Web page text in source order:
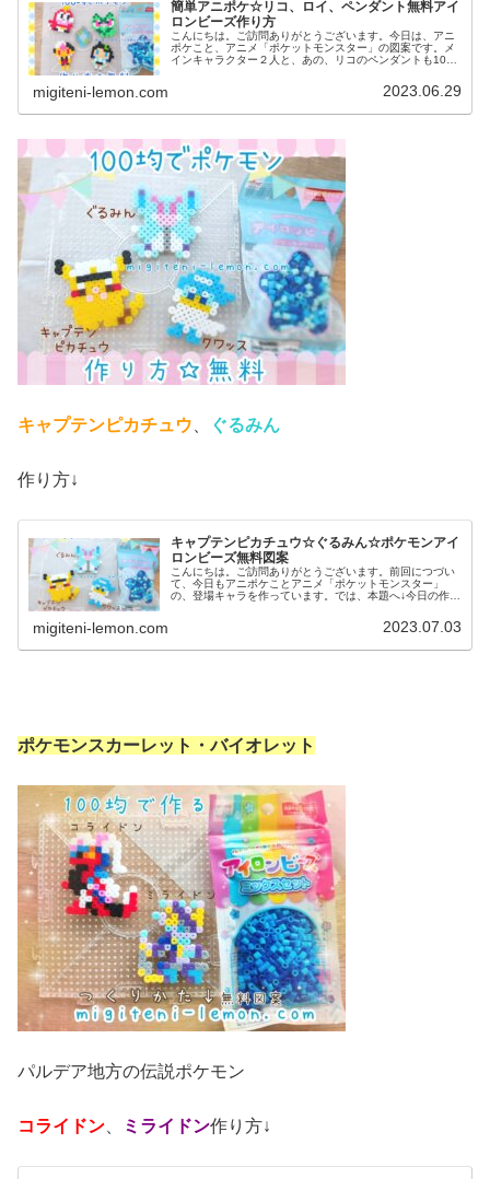
簡単アニポケ☆リコ、ロイ、ペンダント無料アイ
ロンビーズ作り方
こんにちは。ご訪問ありがとうございます。今日は、アニ
ポケこと、アニメ「ポケットモンスター」の図案です。メ
インキャラクター２人と、あの、リコのペンダントも100
migiteni-lemon.com 2023.06.29
キャプテンピカチュウ ぐるみん
作り方↓
キャプテンピカチュウ☆ぐるみん☆ポケモンアイ
ロンビーズ無料図案
こんにちは。ご訪問ありがとうございます。前回につづい
て、今日もアニポケことアニメ「ポケットモンスター」
の、登場キャラを作っています。では、本題へ↓今日の作品
migiteni-lemon.com 2023.07.03
ポケモンスカーレット・バイオレット
パルデア地方の伝説ポケモン
コライドン ミライドン作り方↓